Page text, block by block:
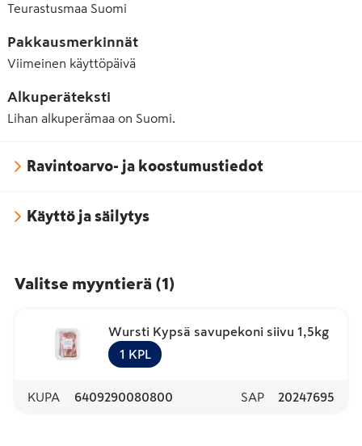
Teurastusmaa Suomi
Pakkausmerkinnät
Viimeinen käyttöpäivä
Alkuperäteksti
Lihan alkuperämaa on Suomi.
Ravintoarvo- ja koostumustiedot
Käyttö ja säilytys
Valitse myyntierä (1)
Wursti Kypsä savupekoni siivu 1,5kg
1 KPL
KUPA 6409290080800 SAP 20247695